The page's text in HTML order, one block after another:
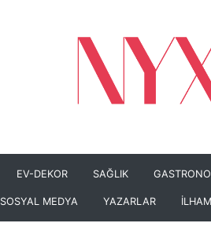
EV-DEKOR SAĞLIK
SOSYAL MEDYA YAZARLAR